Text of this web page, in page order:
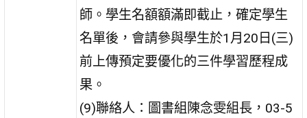
師。學生名額額滿即截止，確定學生
名單後，會請參與學生於1月20日(三)
前上傳預定要優化的三件學習歷程成
果。
(9)聯絡人：圖書組陳念雯組長，03-5